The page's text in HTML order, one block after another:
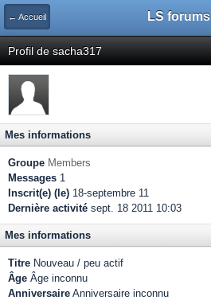
← Accueil LS forums
Profil de sacha317
Mes informations
Groupe Members
Messages 1
Inscrit(e) (le) 18-septembre 11
Dernière activité sept. 18 2011 10:03
Mes informations
Titre Nouveau / peu actif
Âge Âge inconnu
Anniversaire Anniversaire inconnu